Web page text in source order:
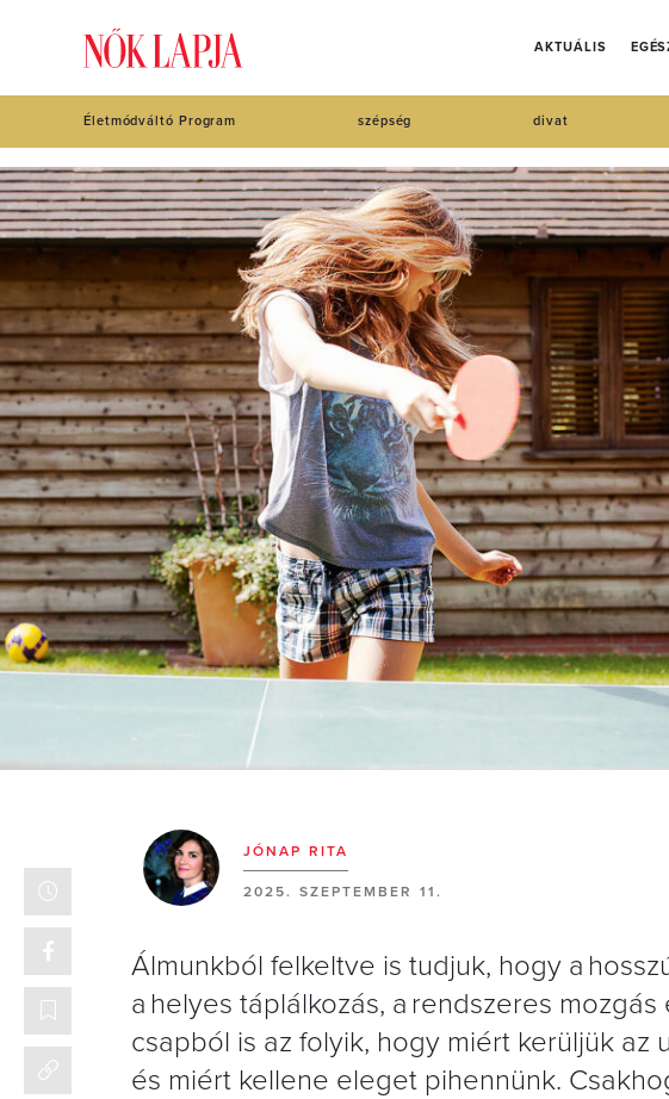
AKTUÁLIS
Életmódváltó Program szépség divat
JÓNAP RITA
2025. SZEPTEMBER 11.
Álmunkból felkeltve is tudjuk, hogy a
a helyes táplálkozás, a rendszeres
csapból is az folyik, hogy miért kerüljük
és miért kellene eleget pihennünk.